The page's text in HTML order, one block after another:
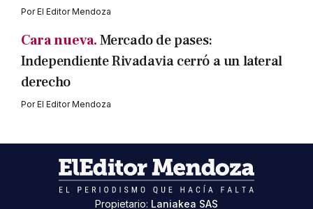
PorEl Editor Mendoza
Cara nueva.Mercado de pases:
Independiente Rivadavia cerró a un lateral
derecho
PorEl Editor Mendoza
Propietario: Laniakea SAS